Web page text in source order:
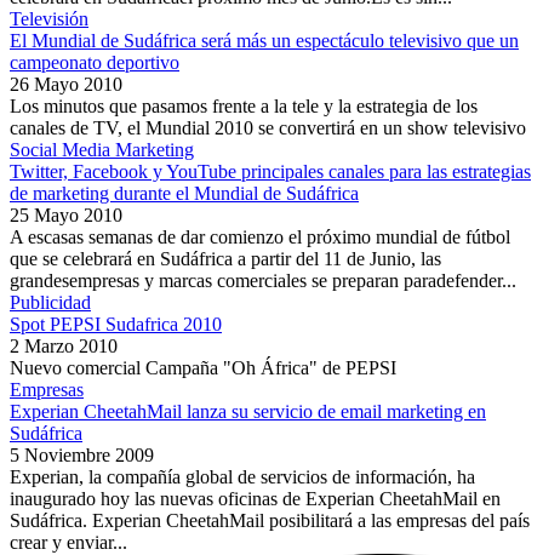
Televisión
El Mundial de Sudáfrica será más un espectáculo televisivo que un
campeonato deportivo
26 Mayo 2010
Los minutos que pasamos frente a la tele y la estrategia de los
canales de TV, el Mundial 2010 se convertirá en un show televisivo
Social Media Marketing
Twitter, Facebook y YouTube principales canales para las estrategias
de marketing durante el Mundial de Sudáfrica
25 Mayo 2010
A escasas semanas de dar comienzo el próximo mundial de fútbol
que se celebrará en Sudáfrica a partir del 11 de Junio, las
grandesempresas y marcas comerciales se preparan paradefender...
Publicidad
Spot PEPSI Sudafrica 2010
2 Marzo 2010
Nuevo comercial Campaña "Oh África" de PEPSI
Empresas
Experian CheetahMail lanza su servicio de email marketing en
Sudáfrica
5 Noviembre 2009
Experian, la compañía global de servicios de información, ha
inaugurado hoy las nuevas oficinas de Experian CheetahMail en
Sudáfrica. Experian CheetahMail posibilitará a las empresas del país
crear y enviar...